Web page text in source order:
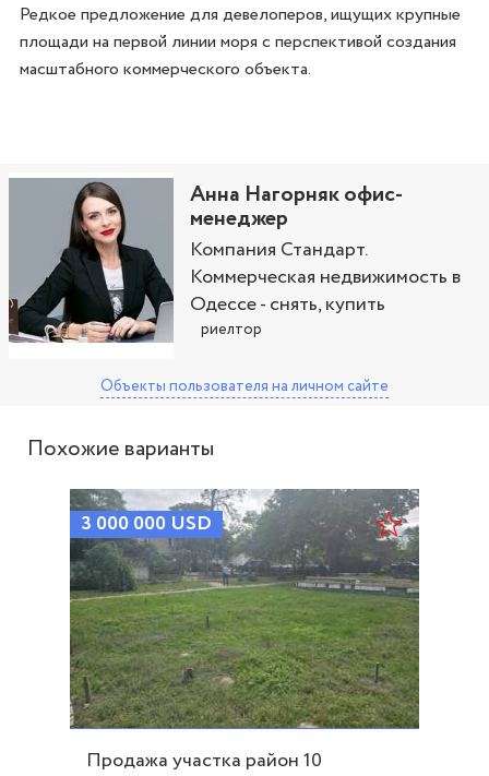
Редкое предложение для девелоперов, ищущих крупные
площади на первой линии моря с перспективой создания
масштабного коммерческого объекта.
Анна Нагорняк офис-
менеджер
Компания Стандарт.
Коммерческая недвижимость в
Одессе - снять, купить
риелтор
Объекты пользователя на личном сайте
Похожие варианты
3 000 000 USD
Продажа участка район 10